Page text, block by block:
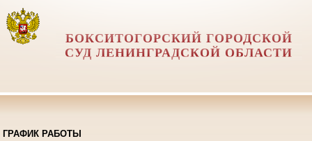
БОКСИТОГОРСКИЙ ГОРОДСКОЙ
СУД ЛЕНИНГРАДСКОЙ ОБЛАСТИ
ГРАФИК РАБОТЫ